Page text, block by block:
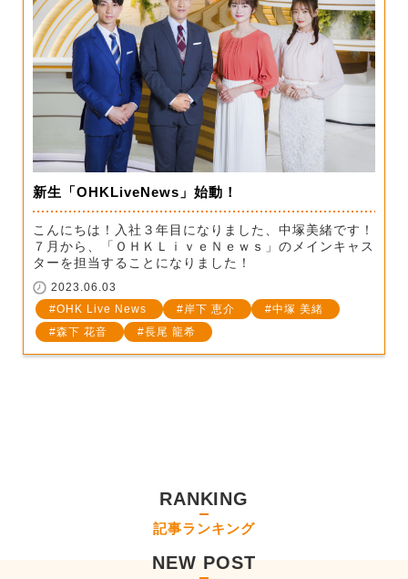
新生「OHKLiveNews」始動！
こんにちは！入社３年目になりました、中塚美緒です！
７月から、「ＯＨＫＬｉｖｅＮｅｗｓ」のメインキャス
ターを担当することになりました！
2023.06.03
OHK Live News
岸下 恵介
中塚 美緒
森下 花音
長尾 龍希
RANKING
記事ランキング
NEW POST